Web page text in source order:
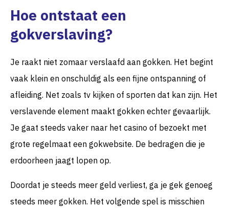
Hoe ontstaat een
gokverslaving?
Je raakt niet zomaar verslaafd aan gokken. Het begint
vaak klein en onschuldig als een fijne ontspanning of
afleiding. Net zoals tv kijken of sporten dat kan zijn. Het
verslavende element maakt gokken echter gevaarlijk.
Je gaat steeds vaker naar het casino of bezoekt met
grote regelmaat een gokwebsite. De bedragen die je
erdoorheen jaagt lopen op.
Doordat je steeds meer geld verliest, ga je gek genoeg
steeds meer gokken. Het volgende spel is misschien